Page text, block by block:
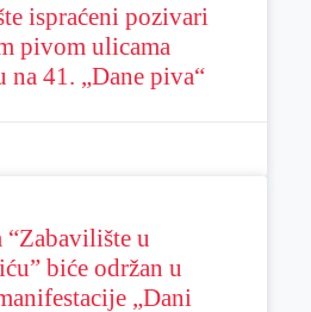
ispraćeni pozivari
pivom ulicama
na 41. „Dane piva“
u
biće održan u
„Dani